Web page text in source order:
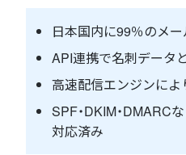
日本国内に99％のメ
API連携で名刺データ
高速配信エンジンに
SPF・DKIM・DMARC
対応済み